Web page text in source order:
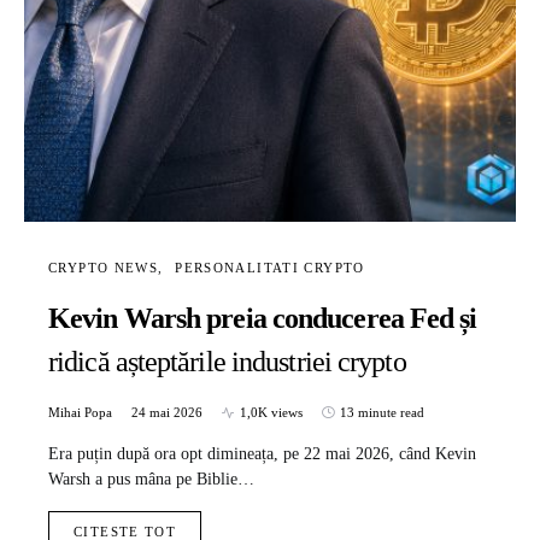
CRYPTO NEWS PERSONALITATI CRYPTO
Kevin Warsh preia conducerea Fed și
ridică așteptările industriei crypto
Mihai Popa 24 mai 2026 1,0K views 13 minute read
Era puțin după ora opt dimineața, pe 22 mai 2026, când Kevin
Warsh a pus mâna pe Biblie…
CITESTE TOT